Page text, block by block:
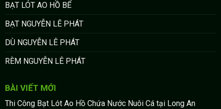
BẠT LÓT AO HỒ BỂ
BẠT NGUYỄN LÊ PHÁT
DÙ NGUYỄN LÊ PHÁT
RÈM NGUYỄN LÊ PHÁT
BÀI VIẾT MỚI
Thi Công Bạt Lót Ao Hồ Chứa Nước Nuôi Cá tại Long An